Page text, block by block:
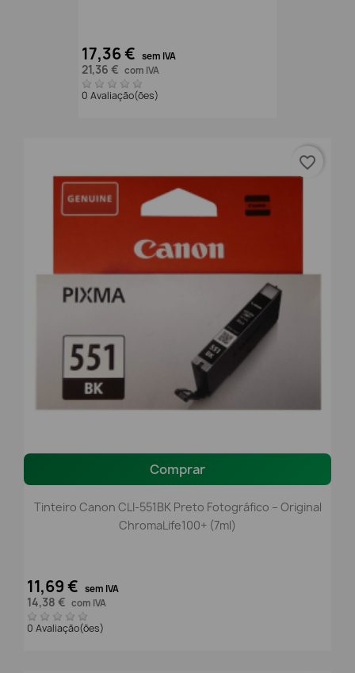
17,36 € sem IVA
21,36 € com IVA
0 Avaliação(ões)
Comprar
Tinteiro Canon CLI-551BK Preto Fotográfico – Original
ChromaLife100+ (7ml)
11,69 € sem IVA
14,38 € com IVA
0 Avaliação(ões)
favorite_border